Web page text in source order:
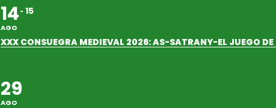
14
AGO
15
XXX CONSUEGRA MEDIEVAL 2026: AS-SATRANY-EL JUEGO DE
29
AGO